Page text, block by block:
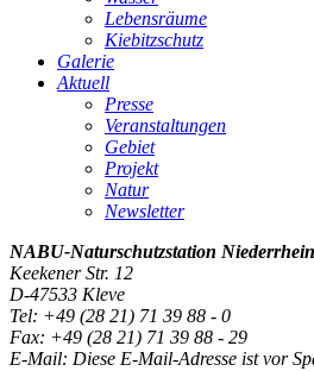
Lebensräume
Kiebitzschutz
Galerie
Aktuell
Presse
Veranstaltungen
Gebiet
Projekt
Natur
Newsletter
NABU-Naturschutzstation Niederrhein
Keekener Str. 12
D-47533 Kleve
Tel: +49 (28 21) 71 39 88 - 0
Fax: +49 (28 21) 71 39 88 - 29
E-Mail: Diese E-Mail-Adresse ist vor